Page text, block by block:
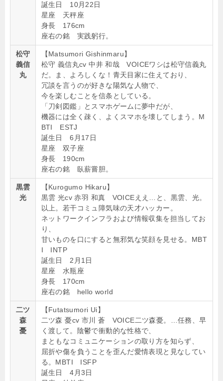
誕生日 10月22日
星座 天秤座
身長 176cm
座右の銘 実践躬行。
松守
義信
丸
【Matsumori Gishinmaru】
松守 義信丸cv 中井 和哉 VOICEワシは松守信義丸
だ。ま、よろしくな！青天目家に住えており、
冗談を言うのが好きな陽気な人物で、
今を楽しむことを信条としている。
「刀剣図鑑」とスマホゲームに夢中だが、
機器には全く疎く、よくスマホを壊してしまう。M
BTI ESTJ
誕生日 6月17日
星座 双子座
身長 190cm
座右の銘 臥薪嘗胆。
黒雲
光
【Kurogumo Hikaru】
黒雲 光cv 赤羽 和真 VOICEええ…と、黒雲、光。
以上。若干コミュ障気味の天才ハッカー。
ネットワークインフラおよび情報収集を担当してお
り、
甘いものを口にすると無邪気な笑顔を見せる。MBT
I INTP
誕生日 2月1日
星座 水瓶座
身長 170cm
座右の銘 hello world
二ツ
森
憂
【Futatsumori Ui】
二ツ森 憂cv 市川 蒼 VOICE二ツ森憂。…任務、早
く渡して。陰鬱で衝動的な性格で、
まともなコミュニケーションの取り方を知らず、
屈折や傷を負うことを歪んだ愛情表現と見なしてい
る。MBTI ISFP
誕生日 4月3日